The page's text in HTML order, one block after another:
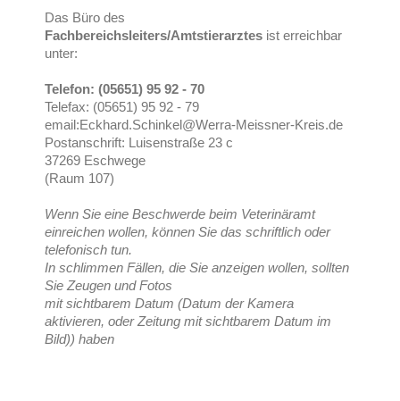
Das Büro des
Fachbereichsleiters/Amtstierarztes ist erreichbar
unter:
Telefon: (05651) 95 92 - 70
Telefax: (05651) 95 92 - 79
email:Eckhard.Schinkel@Werra-Meissner-Kreis.de
Postanschrift: Luisenstraße 23 c
37269 Eschwege
(Raum 107)
Wenn Sie eine Beschwerde beim Veterinäramt
einreichen wollen, können Sie das schriftlich oder
telefonisch tun.
In schlimmen Fällen, die Sie anzeigen wollen, sollten
Sie Zeugen und Fotos
mit sichtbarem Datum (Datum der Kamera
aktivieren, oder Zeitung mit sichtbarem Datum im
Bild)) haben